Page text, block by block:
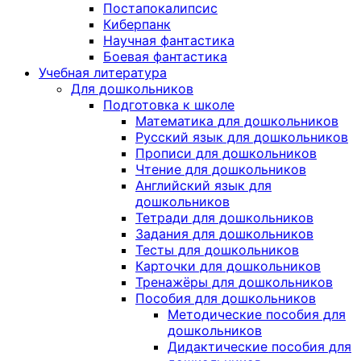
Постапокалипсис
Киберпанк
Научная фантастика
Боевая фантастика
Учебная литература
Для дошкольников
Подготовка к школе
Математика для дошкольников
Русский язык для дошкольников
Прописи для дошкольников
Чтение для дошкольников
Английский язык для
дошкольников
Тетради для дошкольников
Задания для дошкольников
Тесты для дошкольников
Карточки для дошкольников
Тренажёры для дошкольников
Пособия для дошкольников
Методические пособия для
дошкольников
Дидактические пособия для